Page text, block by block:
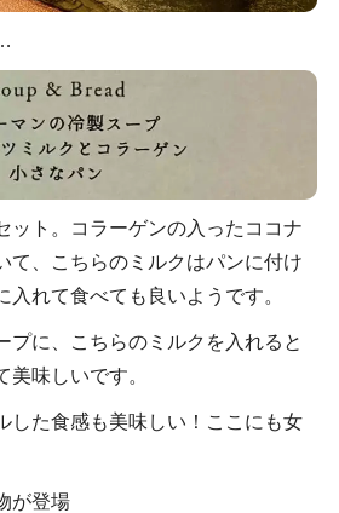
ット。コラーゲンの入ったココナ
て、こちらのミルクはパンに付け
入れて食べても良いようです。
プに、こちらのミルクを入れると
美味しいです。
した食感も美味しい！ここにも女
が登場